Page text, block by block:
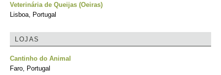
Veterinária de Queijas (Oeiras)
Lisboa, Portugal
LOJAS
Cantinho do Animal
Faro, Portugal